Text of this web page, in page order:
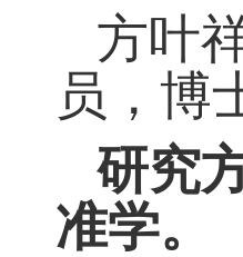
方叶
员，博
研究
准学。